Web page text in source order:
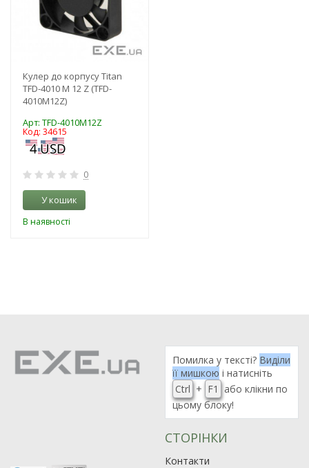
Кулер до корпусу Titan
TFD-4010 M 12 Z (TFD-
4010M12Z)
Арт: TFD-4010M12Z
Код: 34615
0
У кошик
В наявності
Помилка у тексті? Виділи
її мишкою і натисніть
Ctrl + F1
або клікни по
цьому блоку!
СТОРІНКИ
Контакти